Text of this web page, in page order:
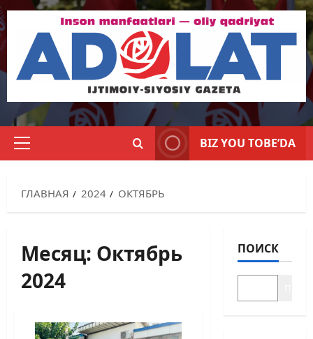
BIZ YOU TOBE’DA
ГЛАВНАЯ 2024 ОКТЯБРЬ
Месяц: Октябрь
2024
ПОИСК